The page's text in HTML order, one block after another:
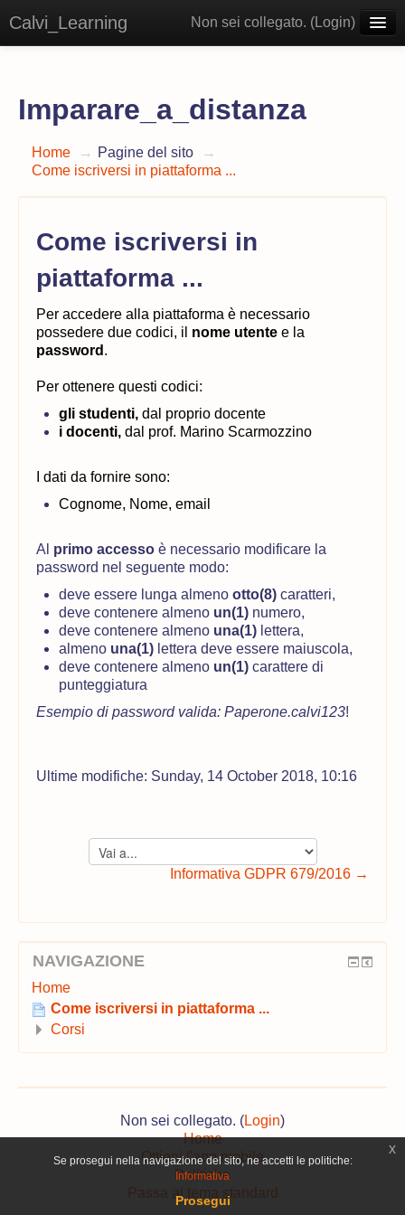
Calvi_Learning Non sei collegato. (Login)
Imparare_a_distanza
Home → Pagine del sito
→
Come iscriversi in piattaforma ...
Come iscriversi in
piattaforma ...
Per accedere alla piattaforma è necessario
possedere due codici, il nome utente e la
password .
Per ottenere questi codici:
gli studenti, dal proprio docente
i docenti, dal prof. Marino Scarmozzino
I dati da fornire sono:
Cognome, Nome, email
Al primo accesso è necessario modificare la
password nel seguente modo:
deve essere lunga almeno otto(8) caratteri,
deve contenere almeno un(1) numero,
deve contenere almeno una(1) lettera,
almeno una(1) lettera deve essere maiuscola,
deve contenere almeno un(1) carattere di
punteggiatura
Esempio di password valida: Paperone.calvi123!
Ultime modifiche: Sunday, 14 October 2018, 10:16
Vai
a...
Informativa GDPR 679/2016 →
NAVIGAZIONE
Home
Come iscriversi in piattaforma ...
Corsi
Non sei collegato. (Login)
Home
Ottieni l'app mobile
Politiche
Passa al tema standard
Se prosegui nella navigazione del sito, ne accetti le politiche:
Informativa
Prosegui
x